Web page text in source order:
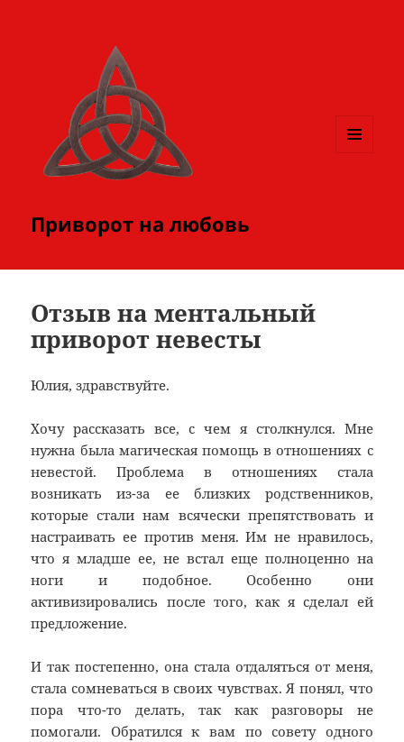
Приворот на любовь
Отзыв на ментальный
приворот невесты
Юлия, здравствуйте.
Хочу рассказать все, с чем я столкнулся. Мне
нужна была магическая помощь в отношениях с
невестой. Проблема в отношениях стала
возникать из-за ее близких родственников,
которые стали нам всячески препятствовать и
настраивать ее против меня. Им не нравилось,
что я младше ее, не встал еще полноценно на
ноги и подобное. Особенно они
активизировались после того, как я сделал ей
предложение.
И так постепенно, она стала отдаляться от меня,
стала сомневаться в своих чувствах. Я понял, что
пора что-то делать, так как разговоры не
помогали. Обратился к вам по совету одного